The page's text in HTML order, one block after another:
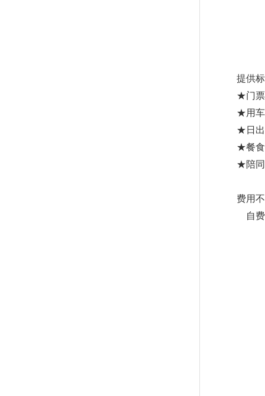
提供
★门票
★用车
★日
★餐食
★陪同
费用
自费